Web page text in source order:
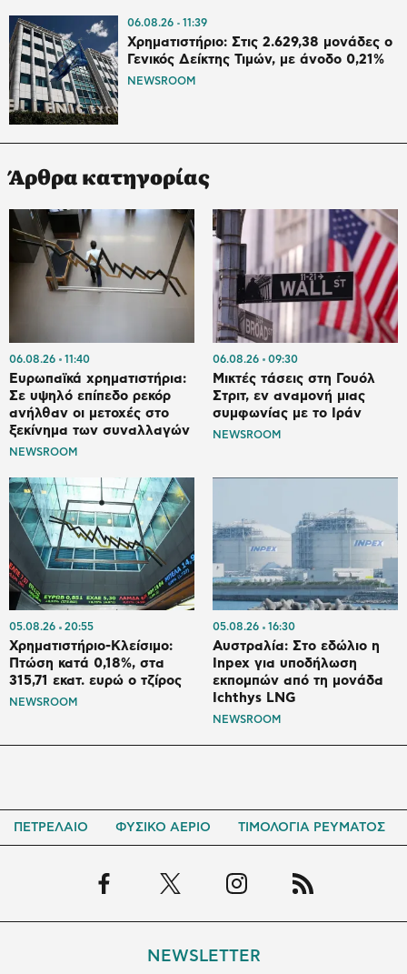
06.08.26 11:39
Χρηματιστήριο: Στις 2.629,38 μονάδες ο
Γενικός Δείκτης Τιμών, με άνοδο 0,21%
NEWSROOM
Άρθρα κατηγορίας
06.08.26 11:40
Ευρωπαϊκά χρηματιστήρια:
Σε υψηλό επίπεδο ρεκόρ
ανήλθαν οι μετοχές στο
ξεκίνημα των συναλλαγών
NEWSROOM
06.08.26 09:30
Μικτές τάσεις στη Γουόλ
Στριτ, εν αναμονή μιας
συμφωνίας με το Ιράν
NEWSROOM
05.08.26 20:55
Χρηματιστήριο-Κλείσιμο:
Πτώση κατά 0,18%, στα
315,71 εκατ. ευρώ ο τζίρος
NEWSROOM
05.08.26 16:30
Αυστραλία: Στο εδώλιο η
Inpex για υποδήλωση
εκπομπών από τη μονάδα
Ichthys LNG
NEWSROOM
ΠΕΤΡΕΛΑΙΟ ΦΥΣΙΚΟ ΑΕΡΙΟ ΤΙΜΟΛΟΓΙΑ ΡΕΥΜΑΤΟΣ
NEWSLETTER